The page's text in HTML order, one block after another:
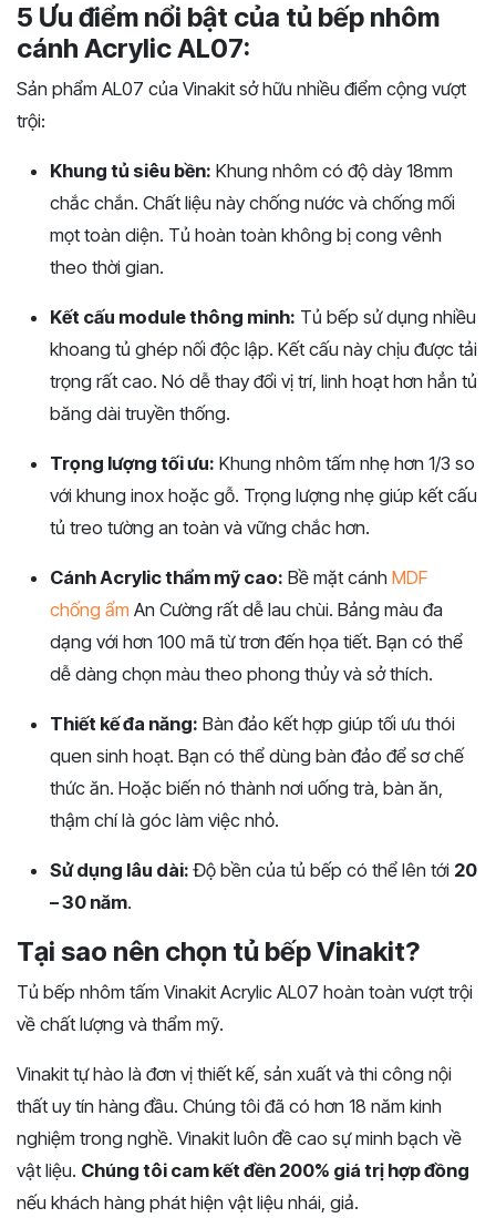
5 Ưu điểm nổi bật của tủ bếp nhôm
cánh Acrylic AL07:
Sản phẩm AL07 của Vinakit sở hữu nhiều điểm cộng vượt
trội:
Khung tủ siêu bền: Khung nhôm có độ dày 18mm
chắc chắn. Chất liệu này chống nước và chống mối
mọt toàn diện. Tủ hoàn toàn không bị cong vênh
theo thời gian.
Kết cấu module thông minh: Tủ bếp sử dụng nhiều
khoang tủ ghép nối độc lập. Kết cấu này chịu được tải
trọng rất cao. Nó dễ thay đổi vị trí, linh hoạt hơn hẳn tủ
băng dài truyền thống.
Trọng lượng tối ưu: Khung nhôm tấm nhẹ hơn 1/3 so
với khung inox hoặc gỗ. Trọng lượng nhẹ giúp kết cấu
tủ treo tường an toàn và vững chắc hơn.
Cánh Acrylic thẩm mỹ cao: Bề mặt cánh MDF
chống ẩm An Cường rất dễ lau chùi. Bảng màu đa
dạng với hơn 100 mã từ trơn đến họa tiết. Bạn có thể
dễ dàng chọn màu theo phong thủy và sở thích.
Thiết kế đa năng: Bàn đảo kết hợp giúp tối ưu thói
quen sinh hoạt. Bạn có thể dùng bàn đảo để sơ chế
thức ăn. Hoặc biến nó thành nơi uống trà, bàn ăn,
thậm chí là góc làm việc nhỏ.
Sử dụng lâu dài: Độ bền của tủ bếp có thể lên tới 20
– 30 năm.
Tại sao nên chọn tủ bếp Vinakit?
Tủ bếp nhôm tấm Vinakit Acrylic AL07 hoàn toàn vượt trội
về chất lượng và thẩm mỹ.
Vinakit tự hào là đơn vị thiết kế, sản xuất và thi công nội
thất uy tín hàng đầu. Chúng tôi đã có hơn 18 năm kinh
nghiệm trong nghề. Vinakit luôn đề cao sự minh bạch về
vật liệu. Chúng tôi cam kết đền 200% giá trị hợp đồng
nếu khách hàng phát hiện vật liệu nhái, giả.